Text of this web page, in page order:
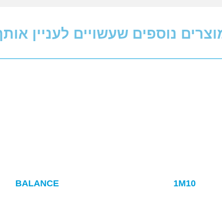
נוספים שעשויים לעניין
1M10
BALANCE